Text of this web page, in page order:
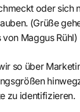
oder sich
(Grüße
Maggus Rühl)
so über
zu identifizieren.